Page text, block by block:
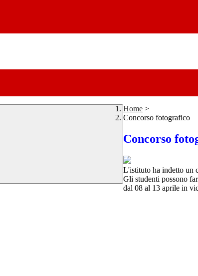
Home >
Concorso fotografico
Concorso
L'istituto ha indetto un
Gli studenti possono
dal 08 al 13 aprile in